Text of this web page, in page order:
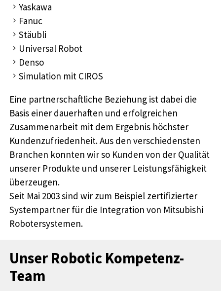
Yaskawa
Fanuc
Stäubli
Universal Robot
Denso
Simulation mit CIROS
Eine partnerschaftliche Beziehung ist dabei die
Basis einer dauerhaften und erfolgreichen
Zusammenarbeit mit dem Ergebnis höchster
Kundenzufriedenheit. Aus den verschiedensten
Branchen konnten wir so Kunden von der Qualität
unserer Produkte und unserer Leistungsfähigkeit
überzeugen.
Seit Mai 2003 sind wir zum Beispiel zertifizierter
Systempartner für die Integration von Mitsubishi
Robotersystemen.
Unser Robotic Kompetenz-
Team